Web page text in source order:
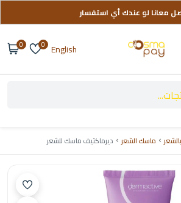
معانا لو عندك أي استفسار
مجاني على طلباتك فوق 999 ج
English
0
0
ماسك الشعر ديرماكتيف ماسك للشعر